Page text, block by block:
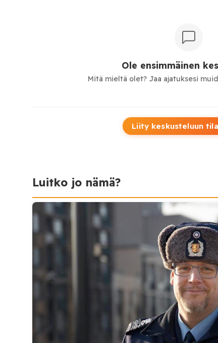
Ole ensimmäinen
Mitä mieltä olet? Jaa ajatuksesi
Liity keskusteluun
Luitko jo nämä?